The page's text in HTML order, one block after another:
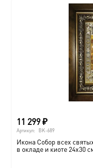
11 299₽
Артикул: BK-689
Икона Собор всех
в окладе и киоте 24х30